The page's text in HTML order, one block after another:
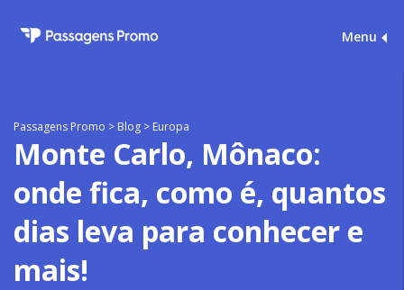
Menu
Passagens Promo > Blog > Europa
Monte Carlo, Mônaco:
onde fica, como é, quantos
dias leva para conhecer e
mais!